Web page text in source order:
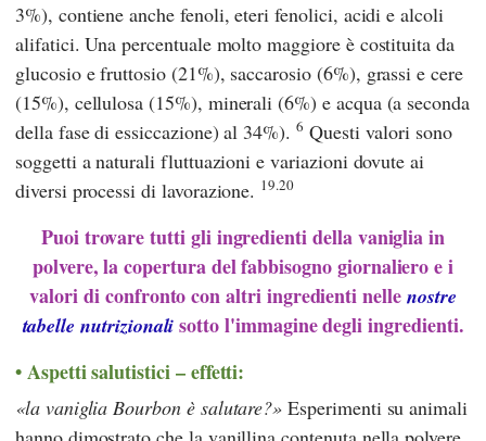
3%), contiene anche fenoli, eteri fenolici, acidi e alcoli
alifatici. Una percentuale molto maggiore è costituita da
glucosio e fruttosio (21%), saccarosio (6%), grassi e cere
(15%), cellulosa (15%), minerali (6%) e acqua (a seconda
della fase di essiccazione) al 34%).6 Questi valori sono
soggetti a naturali fluttuazioni e variazioni dovute ai
diversi processi di lavorazione. 19.20
Puoi trovare tutti gli ingredienti della vaniglia in
polvere, la copertura del fabbisogno giornaliero e i
valori di confronto con altri ingredienti nelle nostre
tabelle nutrizionali sotto l'immagine degli ingredienti.
Aspetti salutistici – effetti:
la vaniglia Bourbon è salutare? Esperimenti su animali